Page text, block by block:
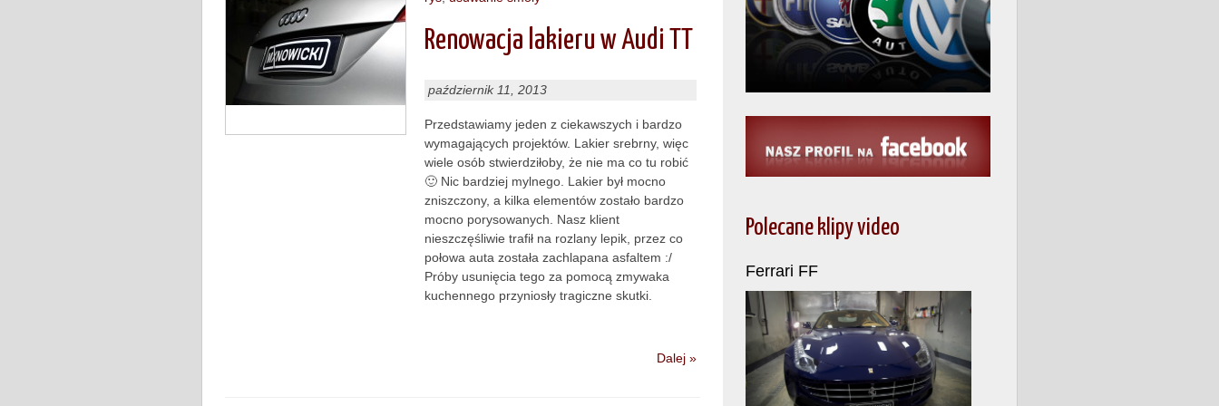
Renowacja lakieru w Audi TT
październik 11, 2013
Przedstawiamy jeden z ciekawszych i bardzo
wymagających projektów. Lakier srebrny, więc
wiele osób stwierdziłoby, że nie ma co tu robić
🙂 Nic bardziej mylnego. Lakier był mocno
zniszczony, a kilka elementów zostało bardzo
mocno porysowanych. Nasz klient
nieszczęśliwie trafił na rozlany lepik, przez co
połowa auta została zachlapana asfaltem :/
Próby usunięcia tego za pomocą zmywaka
kuchennego przyniosły tragiczne skutki.
Dalej »
Polecane klipy video
Ferrari FF